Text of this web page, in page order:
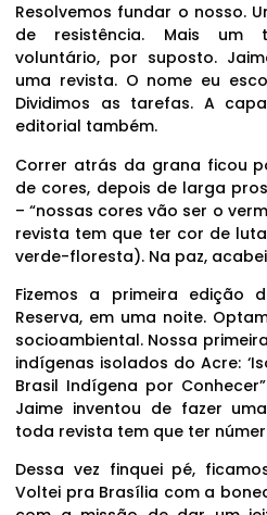
Resolvemos fundar o nosso.
de resistência. Mais um
voluntário, por suposto.
uma revista. O nome eu
Dividimos as tarefas. A
editorial também.
Correr atrás da grana ficou
de cores, depois de larga
– “nossas cores vão ser o
revista tem que ter cor de
verde-floresta). Na paz,
Fizemos a primeira edição
Reserva, em uma noite.
socioambiental. Nossa
indígenas isolados do Acre:
Brasil Indígena por
Jaime inventou de fazer
toda revista tem que ter
Dessa vez finquei pé,
Voltei pra Brasília com a